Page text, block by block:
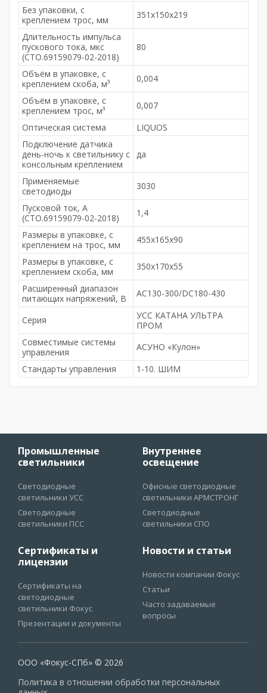
Без упаковки, с
креплением трос, мм
351х150х219
Длительность импульса
пускового тока, мкс
(СТО.69159079-02-2018)
80
Объём в упаковке, с
креплением скоба, м³
0,004
Объём в упаковке, с
креплением трос, м³
0,007
Оптическая система
LIQUOS
Подключение датчика
день-ночь к светильнику с
консольным креплением
да
Применяемые
светодиоды
3030
Пусковой ток, А
(СТО.69159079-02-2018)
1,4
Размеры в упаковке, с
креплением на трос, мм
455х165х90
Размеры в упаковке, с
креплением скоба, мм
350х170х55
Расширенный диапазон
питающих напряжений, В
AC130-300/DC180-430
Серия
УСС КАТАНА УЛЬТРА
ПРОМ
Совместимые системы
управления
АСУНО «Кулон»
Стандарты управления
1-10. ШИМ
Промышленные
светильники
Светодиодные
светильники УСС
Светодиодные
светильники ПСС
Внутреннее
освещение
Офисные светодиодные
светильники АРМСТРОНГ
Светодиодные
светильники СПО
Сертификаты и
лицензии
Сертификаты на
светодиодные
светильники Фокус
Презентации и документы
Новости и статьи
Новости компании Фокус
Статьи
Часто задаваемые
вопросы
ООО «Фокус-СПб» © 2026
Политика в отношении обработки персональных